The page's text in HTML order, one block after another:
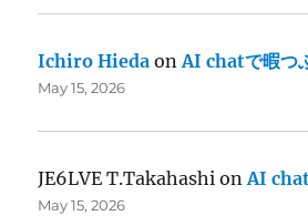
Ichiro Hieda onAI chatで暇つ
May 15, 2026
JE6LVE T.Takahashi onAI
May 15, 2026